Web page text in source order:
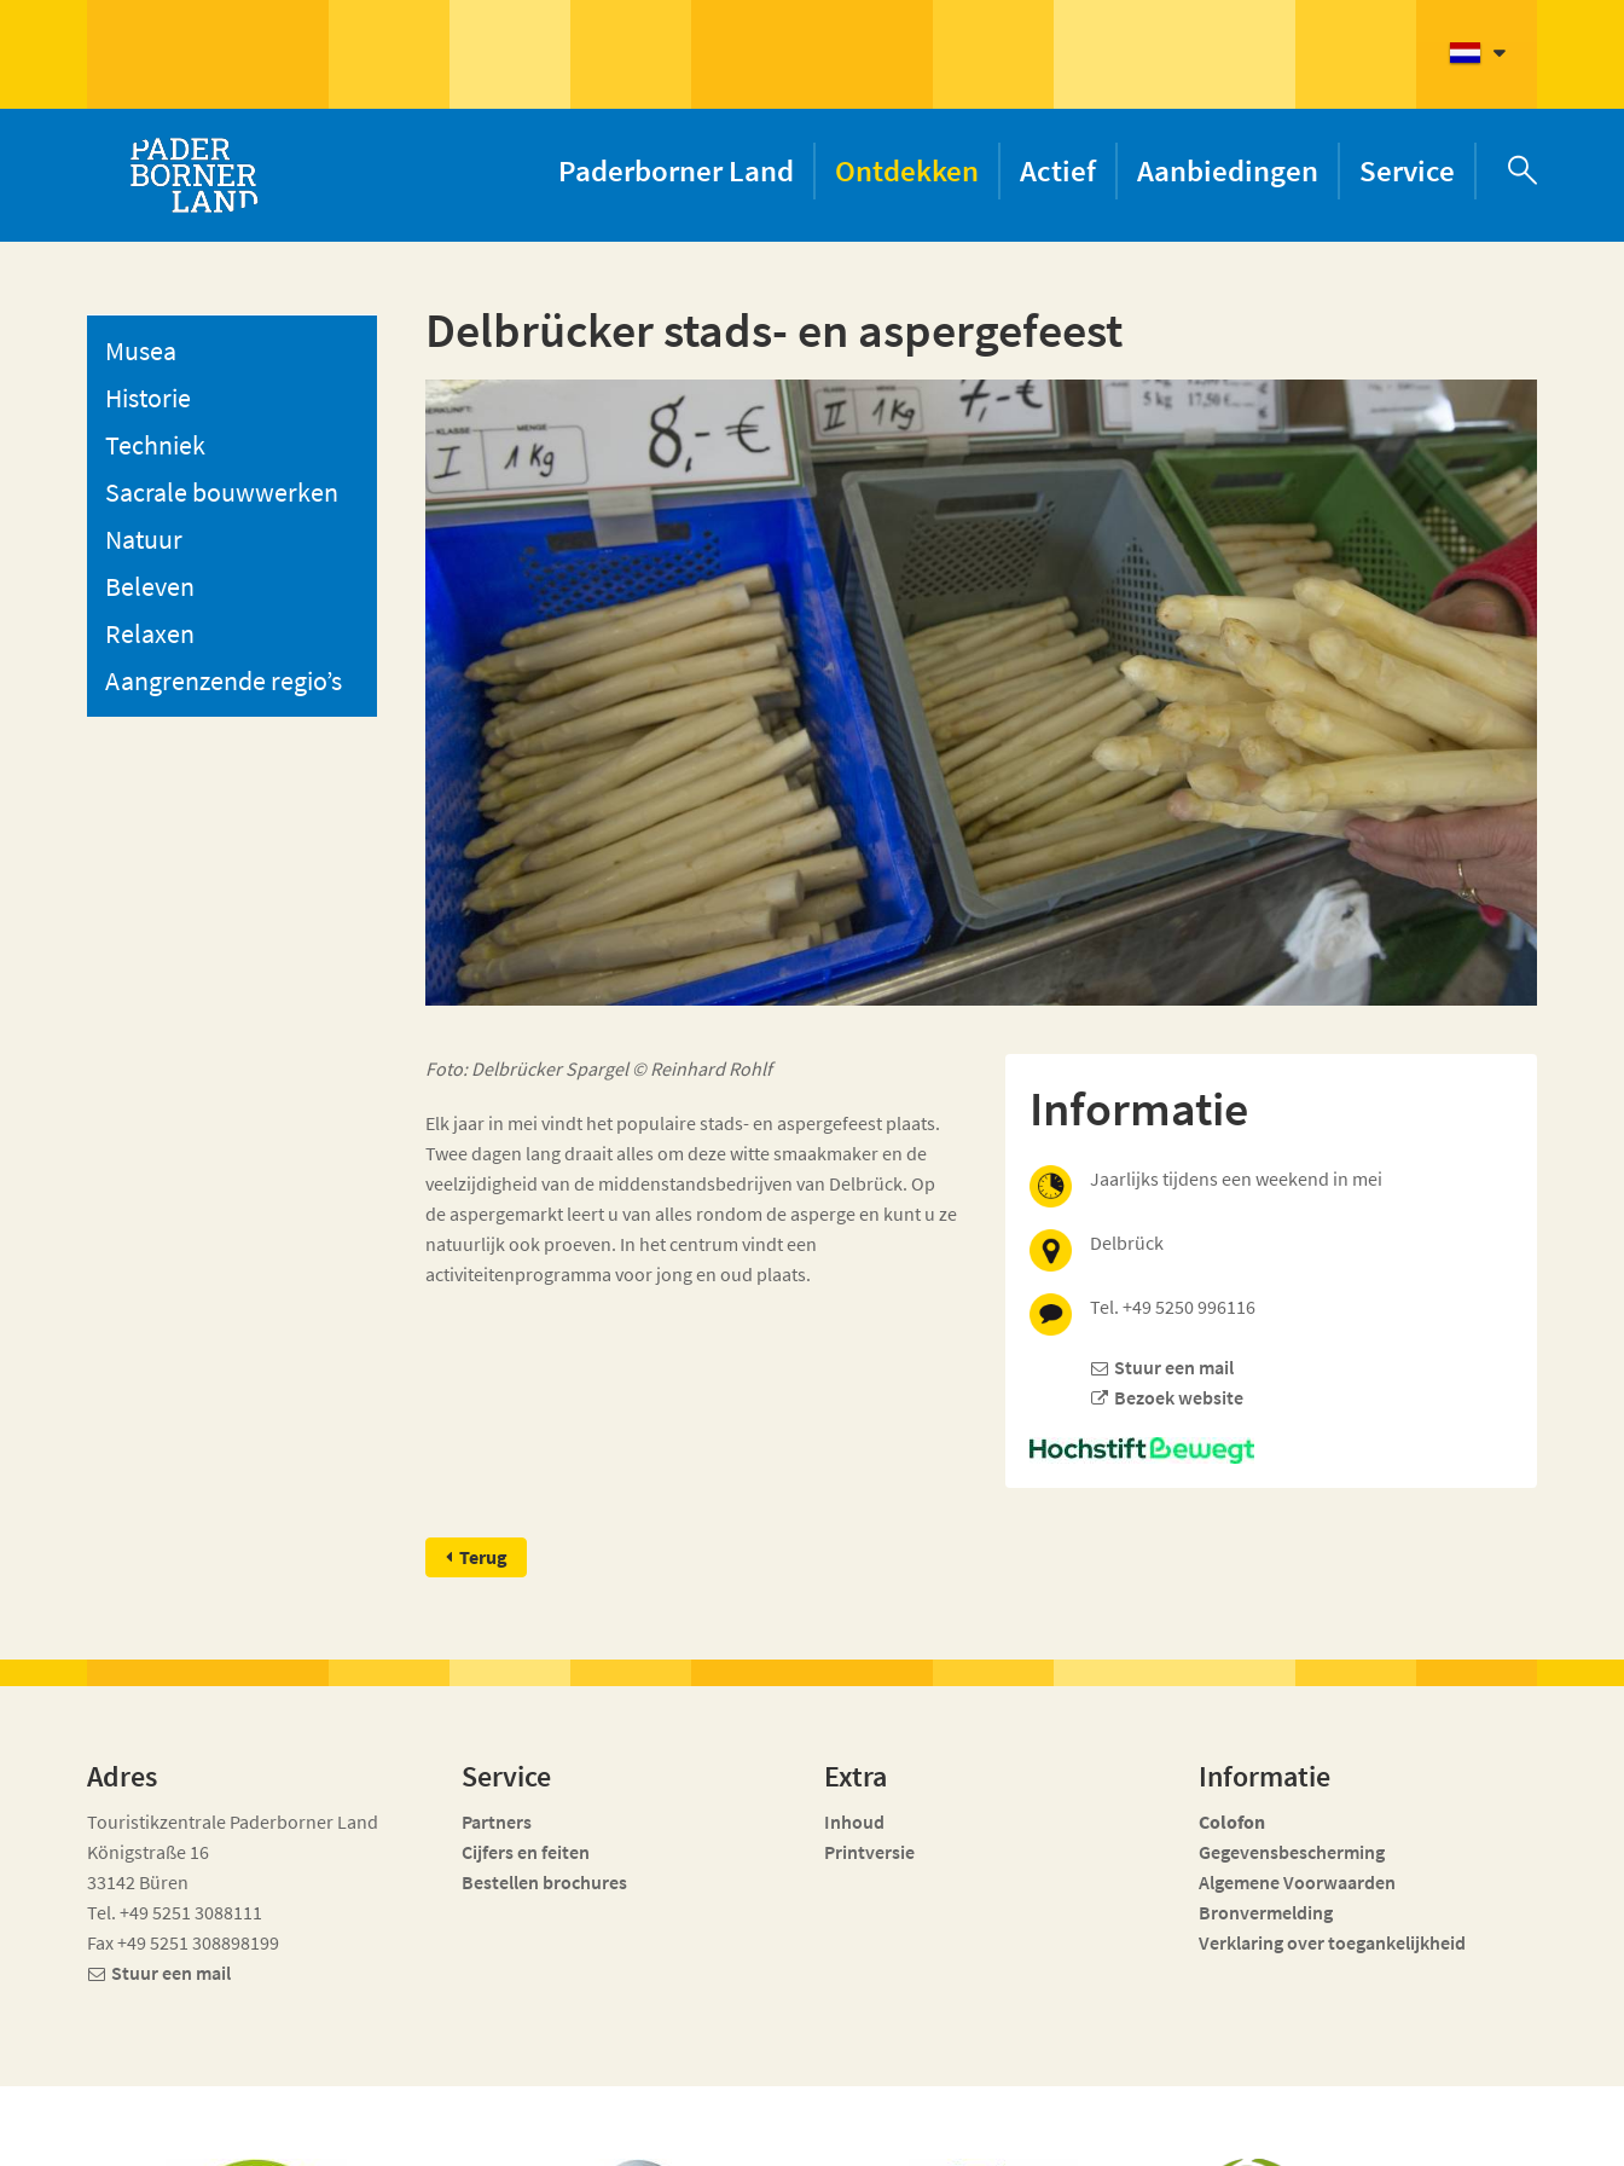

Paderborner Land Ontdekken Actief Aanbiedingen Service
Musea
Historie
Techniek
Sacrale bouwwerken
Natuur
Beleven
Relaxen
Aangrenzende regio’s
Delbrücker stads- en aspergefeest
Foto: Delbrücker Spargel © Reinhard Rohlf
Elk jaar in mei vindt het populaire stads- en aspergefeest plaats.
Twee dagen lang draait alles om deze witte smaakmaker en de
veelzijdigheid van de middenstandsbedrijven van Delbrück. Op
de aspergemarkt leert u van alles rondom de asperge en kunt u ze
natuurlijk ook proeven. In het centrum vindt een
activiteitenprogramma voor jong en oud plaats.
Informatie
Jaarlijks tijdens een weekend in mei
Delbrück
Tel. +49 5250 996116
Stuur een mail
Bezoek website
Terug
Adres
Touristikzentrale Paderborner Land
Königstraße 16
33142 Büren
Tel. +49 5251 3088111
Fax +49 5251 308898199
Stuur een mail
Service
Partners
Cijfers en feiten
Bestellen brochures
Extra
Inhoud
Printversie
Informatie
Colofon
Gegevensbescherming
Algemene Voorwaarden
Bronvermelding
Verklaring over toegankelijkheid